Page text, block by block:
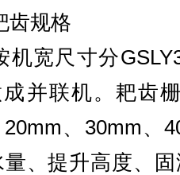
规格
机宽尺寸分
成并联机。耙齿
、30mm、
、提升高度、